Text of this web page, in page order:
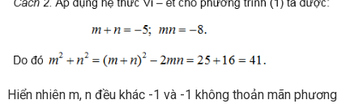
Hiển nhiên m, n đều khác -1 và -1 không thoản mãn phương